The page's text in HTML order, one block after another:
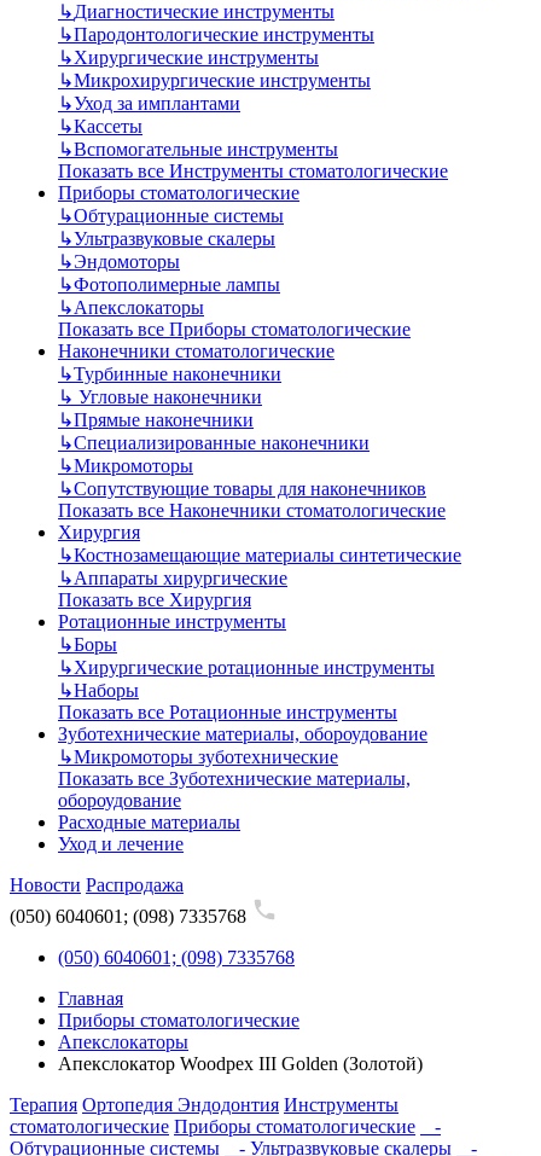
↳Диагностические инструменты
↳Пародонтологические инструменты
↳Хирургические инструменты
↳Микрохирургические инструменты
↳Уход за имплантами
↳Кассеты
↳Вспомогательные инструменты
Показать все Инструменты стоматологические
Приборы стоматологические
↳Обтурационные системы
↳Ультразвуковые скалеры
↳Эндомоторы
↳Фотополимерные лампы
↳Апекслокаторы
Показать все Приборы стоматологические
Наконечники стоматологические
↳Турбинные наконечники
↳ Угловые наконечники
↳Прямые наконечники
↳Специализированные наконечники
↳Микромоторы
↳Сопутствующие товары для наконечников
Показать все Наконечники стоматологические
Хирургия
↳Костнозамещающие материалы синтетические
↳Аппараты хирургические
Показать все Хирургия
Ротационные инструменты
↳Боры
↳Хирургические ротационные инструменты
↳Наборы
Показать все Ротационные инструменты
Зуботехнические материалы, обороудование
↳Микромоторы зуботехнические
Показать все Зуботехнические материалы,
обороудование
Расходные материалы
Уход и лечение
Новости Распродажа
(050) 6040601; (098) 7335768
(050) 6040601; (098) 7335768
Главная
Приборы стоматологические
Апекслокаторы
Апекслокатор Woodpex III Golden (Золотой)
Терапия Ортопедия Эндодонтия Инструменты
стоматологические Приборы стоматологические
-
Обтурационные системы
- Ультразвуковые скалеры
-